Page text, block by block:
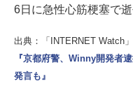
6日に急性心筋梗塞で逝
出典：「INTERNET Watch
『京都府警、Winny開発者
発言も』